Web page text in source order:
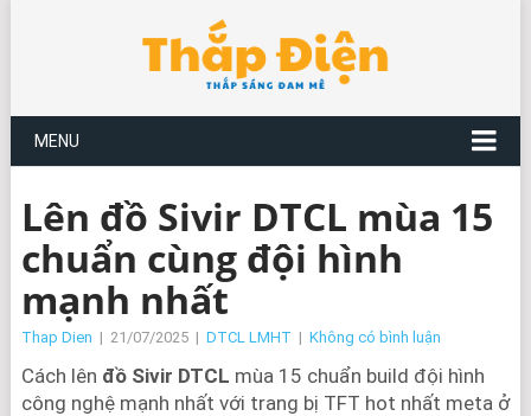
MENU
Lên đồ Sivir DTCL mùa 15
chuẩn cùng đội hình
mạnh nhất
Thap Dien | 21/07/2025 | DTCL LMHT | Không có bình luận
Cách lên đồ Sivir DTCL mùa 15 chuẩn build đội hình
công nghệ mạnh nhất với trang bị TFT hot nhất meta ở